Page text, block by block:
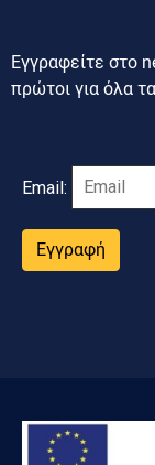
Εγγραφείτε στο
πρώτοι για όλα
Email:
Εγγραφή